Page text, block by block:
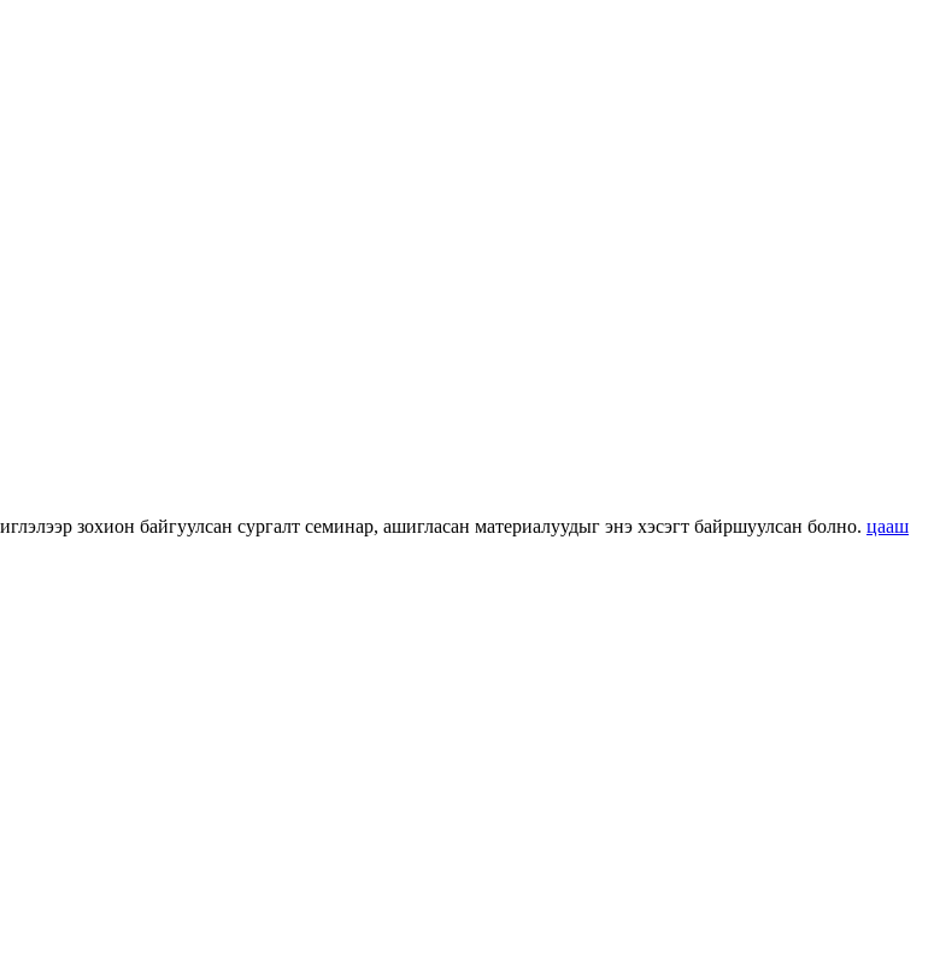
зохион байгуулсан сургалт семинар, ашигласан материалуудыг энэ хэсэгт байршуулсан болно. цааш